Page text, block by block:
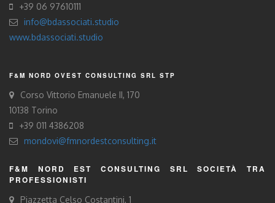
+39 06 97610111
info@bdassociati.studio
www.bdassociati.studio
F&M NORD OVEST CONSULTING SRL STP
Corso Vittorio Emanuele II, 170
10138 Torino
+39 011 4386208
mondovi@fmnordestconsulting.it
F&M NORD EST CONSULTING SRL SOCIETÀ TRA
PROFESSIONISTI
Piazzetta Celso Costantini, 1